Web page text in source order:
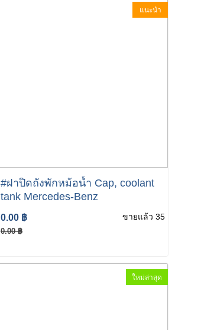
แนะนำ
#ฝาปิดถังพักหม้อน้ำ Cap, coolant
tank Mercedes-Benz
0.00 ฿
0.00 ฿
ขายแล้ว 35
ใหม่ล่าสุด